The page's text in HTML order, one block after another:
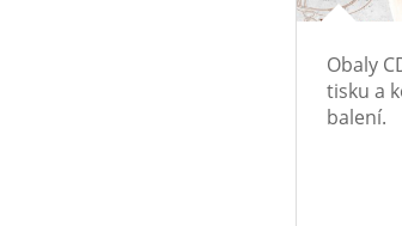
Obaly
tisku a
balení.